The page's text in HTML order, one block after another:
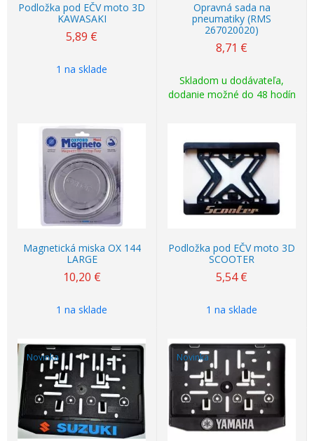
Podložka pod EČV moto 3D
KAWASAKI
5,89 €
1 na sklade
Opravná sada na
pneumatiky (RMS
267020020)
8,71 €
Skladom u dodávateľa,
dodanie možné do 48 hodín
Magnetická miska OX 144
LARGE
10,20 €
1 na sklade
Podložka pod EČV moto 3D
SCOOTER
5,54 €
1 na sklade
Novinka Novinka